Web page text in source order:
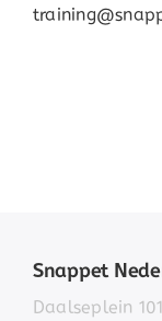
Snappet
Daalseplein 101